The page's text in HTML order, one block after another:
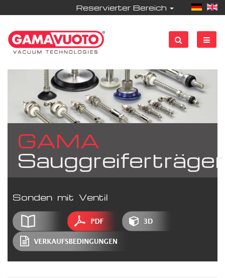
Reservierter Bereich
GAMA
Sauggreiferträger
Sonden mit Ventil